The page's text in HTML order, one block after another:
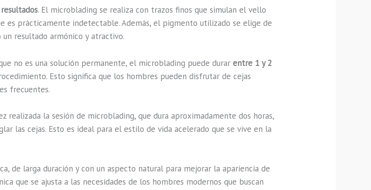
. El microblading se realiza con trazos finos que simulan el vello
es prácticamente indetectable. Además, el pigmento utilizado se elige de
resultado armónico y atractivo.
no es una solución permanente, el microblading puede durarentre 1 y 2
Esto significa que los hombres pueden disfrutar de cejas
frecuentes.
realizada la sesión de microblading, que dura aproximadamente dos horas,
las cejas. Esto es ideal para el estilo de vida acelerado que se vive en la
de larga duración y con un aspecto natural para mejorar la apariencia de
que se ajusta a las necesidades de los hombres modernos que buscan